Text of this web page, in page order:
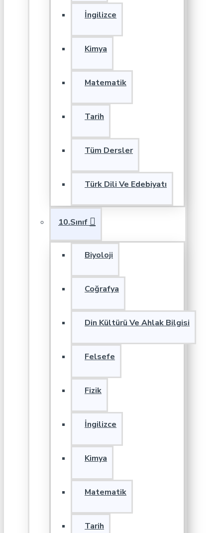
İngilizce
Kimya
Matematik
Tarih
Tüm Dersler
Türk Dili Ve Edebiyatı
10.Sınıf
Biyoloji
Coğrafya
Din Kültürü Ve Ahlak Bilgisi
Felsefe
Fizik
İngilizce
Kimya
Matematik
Tarih